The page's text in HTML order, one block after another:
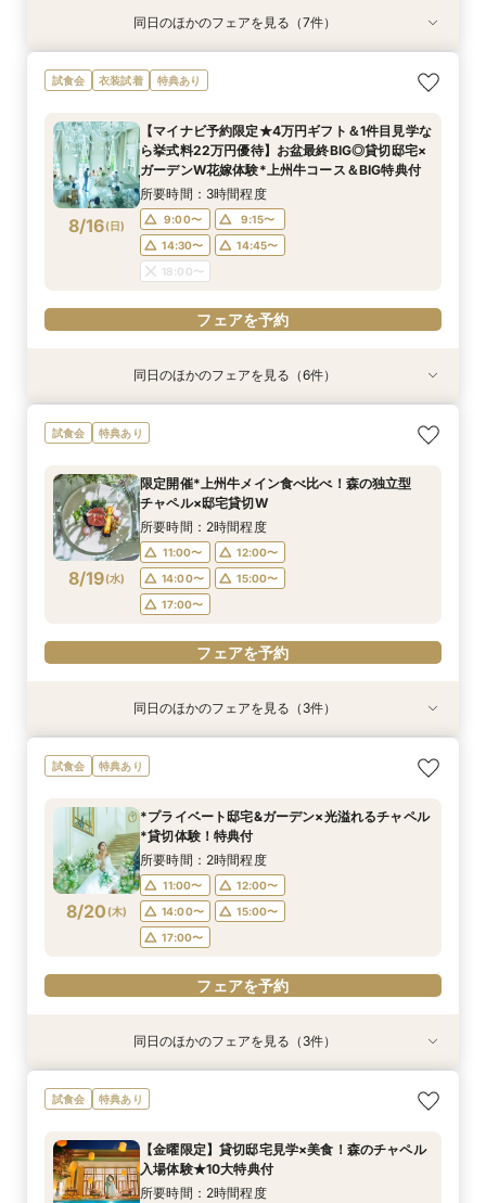
特典あり 動画あり
8/15(土 )
【おもてなし◎料理ランクUP特典】New貸切邸
宅体験×上州牛試食
9:00〜
9:15〜
14:30〜
14:45〜
18:00〜
フェアを予約
特典あり
8/15(土 )
＼県内随一の貸切ガーデン／光輝く水×緑のチャ
ペル＆憧れドレス特典×とろける上州牛コース試
所要時間：2時間30分程度
9:00〜
9:15〜
14:30〜
14:45〜
18:00〜
フェアを予約
特典あり
8/15(土 )
【よくばりALL体験】自然溢れる挙式体験＆10大
特典＆上州牛コース試食
9:00〜
9:15〜
14:30〜
14:45〜
18:00〜
フェアを予約
特典あり
8/15(土 )
限定1組★マタニティ限定特典＆”安心”見積相談
×森のチャペル
9:00〜
9:15〜
14:30〜
14:45〜
18:00〜
フェアを予約
8/15(土 )
【遠方の方◎オンライン相談会】スマホで簡単！
豪華5大特典付き
9:00〜
9:15〜
14:30〜
14:45〜
18:00〜
フェアを予約
特典あり
8/15(土 )
初めて見学*お料理重視の方へ◆豪華試食×安心
お見積り相談会
9:00〜
9:15〜
14:30〜
14:45〜
18:00〜
フェアを予約
特典あり
8/15(土 )
＼マイナビ予約限定♪／■【憧れ叶うドレス特典
付】白亜の邸宅×階段入場体験*上州牛試食
10:30〜
10:45〜
11:00〜
11:15〜
16:00〜
フェアを予約
同日のほかのフェアを見る（7件）
試食会 衣装試着 特典あり
8/16(日)
【マイナビ予約限定★4万円ギフト＆1件目見学な
ら挙式料22万円優待】お盆最終BIG◎貸切邸宅×
ガーデンW花嫁体験*上州牛コース＆BIG特典付
所要時間：3時間程度
9:00〜
9:15〜
14:30〜
14:45〜
18:00〜
フェアを予約
特典あり 動画あり
8/16(日)
【おもてなし◎料理ランクUP特典】New貸切邸
宅体験×上州牛試食
9:00〜
9:15〜
14:30〜
14:45〜
18:00〜
フェアを予約
特典あり
8/16(日)
＼県内随一の貸切ガーデン／光輝く水×緑のチャ
ペル＆憧れドレス特典×とろける上州牛コース試
所要時間：2時間30分程度
14:30〜
14:45〜
18:00〜
フェアを予約
特典あり
8/16(日)
【よくばりALL体験】自然溢れる挙式体験＆10大
特典＆上州牛コース試食
9:00〜
9:15〜
14:30〜
14:45〜
18:00〜
フェアを予約
特典あり
8/16(日)
限定1組★マタニティ限定特典＆”安心”見積相談
×森のチャペル
9:00〜
9:15〜
14:30〜
14:45〜
18:00〜
フェアを予約
8/16(日)
【遠方の方◎オンライン相談会】スマホで簡単！
豪華5大特典付き
9:00〜
9:15〜
14:30〜
14:45〜
18:00〜
フェアを予約
特典あり
8/16(日)
【少人数会食プラン】貸切邸宅で叶えるアット
ホームウェディング♪限定プラン＆衣装優待付き
9:00〜
9:15〜
14:30〜
14:45〜
18:00〜
フェアを予約
同日のほかのフェアを見る（6件）
試食会 特典あり
8/19(水)
限定開催*上州牛メイン食べ比べ！森の独立型
チャペル×邸宅貸切W
所要時間：2時間程度
11:00〜
12:00〜
14:00〜
15:00〜
17:00〜
フェアを予約
特典あり
8/19(水)
【少人数W】貸切邸宅でアットホームW×限定プ
ラン＆衣装優待付
11:00〜
12:00〜
15:00〜
フェアを予約
8/19(水)
限定1組★マタニティ限定特典＆”安心”見積相談
×森のチャペル
11:00〜
12:00〜
15:00〜
フェアを予約
8/19(水)
【オンライン相談会】遠方・見学前に自宅でOK#
見積&会場紹介
12:00〜
14:00〜
16:00〜
フェアを予約
同日のほかのフェアを見る（3件）
試食会 特典あり
8/20 (木)
*プライベート邸宅&ガーデン×光溢れるチャペル
*貸切体験！特典付
所要時間：2時間程度
11:00〜
12:00〜
14:00〜
15:00〜
17:00〜
フェアを予約
特典あり
8/20(木)
【少人数W】貸切邸宅でアットホームW×限定プ
ラン＆衣装優待付
11:00〜
12:00〜
15:00〜
8/20(木)
限定1組★マタニティ限定特典＆”安心”見積相談
×森のチャペル
11:00〜
12:00〜
15:00〜
8/20(木)
【オンライン相談会】遠方・見学前に自宅でOK#
見積&会場紹介
12:00〜
14:00〜
16:00〜
同日のほかのフェアを見る（3件）
試食会 特典あり
【金曜限定】貸切邸宅見学×美食！森のチャペル
入場体験★10大特典付
所要時間：2時間程度